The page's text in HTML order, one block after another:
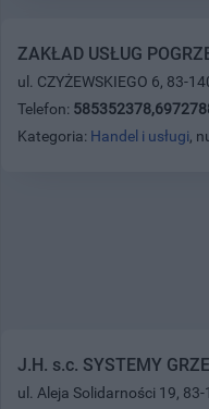
ZAKŁAD USŁUG
ul. CZYŻEWSKIEGO 6, 83-
Telefon:
Kategoria: Handel i usługi,
J.H. s.c. SYSTEMY
ul. Aleja Solidarności 19, 83-